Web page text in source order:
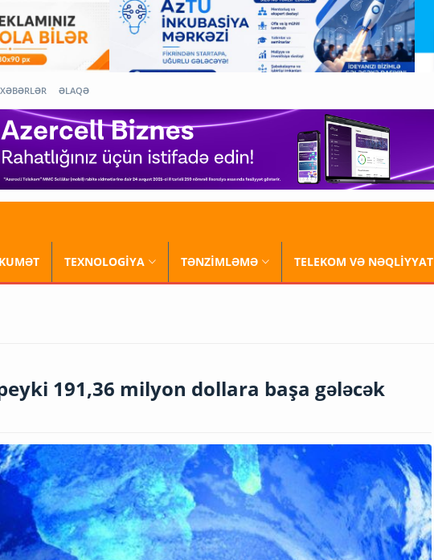
XƏBƏRLƏR ƏLAQƏ
TEXNOLOGİYA TƏNZİMLƏMƏ TELEKOM VƏ NƏQLİYYAT
191,36 milyon dollara başa gələcək